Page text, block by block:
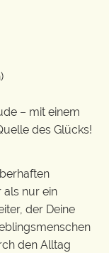
)
– mit einem
des Glücks!
als nur ein
der Deine
den Alltag